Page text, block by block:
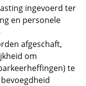
ingevoerd ter
en personele
afgeschaft,
om
te